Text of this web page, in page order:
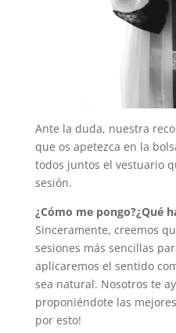
Ante la duda, nuestra
que os apetezca en la
todos juntos el vestuario
sesión.
¿Cómo me pongo?¿Qué
Sinceramente, creemos
sesiones más sencillas
aplicaremos el sentido
sea natural. Nosotros te
proponiéndote las
por esto!